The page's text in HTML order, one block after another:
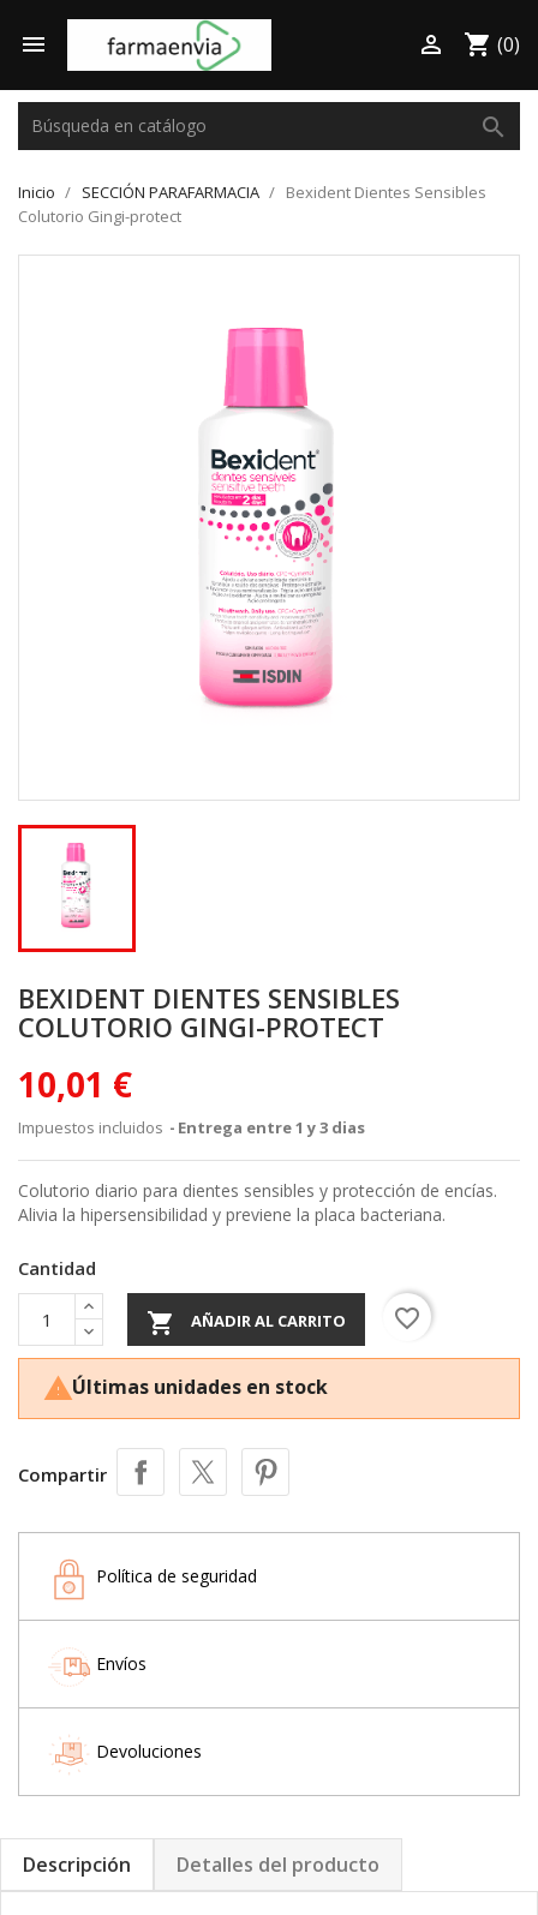
 shopping_cart (0)

search
Inicio SECCIÓN PARAFARMACIA
Bexident Dientes Sensibles
Colutorio Gingi-protect
BEXIDENT DIENTES SENSIBLES
COLUTORIO GINGI-PROTECT
10,01 €
Impuestos incluidos Entrega entre 1 y 3 dias
Colutorio diario para dientes sensibles y protección de encías.
Alivia la hipersensibilidad y previene la placa bacteriana.
Cantidad
 AÑADIR AL CARRITO favorite_border
Últimas unidades en stock
Compartir
Política de seguridad
Envíos
Devoluciones
Descripción Detalles del producto